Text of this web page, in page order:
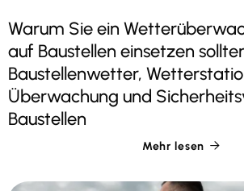
Warum Sie ein
auf Baustellen einsetzen
Baustellenwetter,
Überwachung und
Baustellen
Mehr lesen 